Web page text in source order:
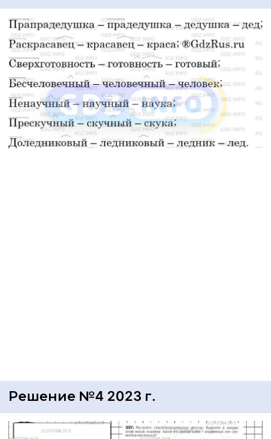
Решение №4 2023 г.